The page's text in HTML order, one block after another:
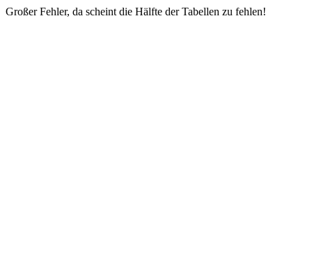
Großer Fehler, da scheint die Hälfte der Tabellen zu fehlen!